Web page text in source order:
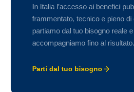
In Italia l’accesso ai benefici
frammentato, tecnico e pieno di
partiamo dal tuo bisogno reale
accompagniamo fino al risultato.
Parti dal tuo bisogno